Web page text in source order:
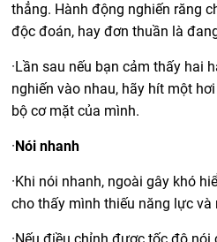
thẳng. Hành động nghiến răng
độc đoán, hay đơn thuần là
·Lần sau nếu bạn cảm thấy hai
nghiến vào nhau, hãy hít một
bộ cơ mặt của mình.
·Nói nhanh
·Khi nói nhanh, ngoài gây khó
cho thấy mình thiếu năng lực và